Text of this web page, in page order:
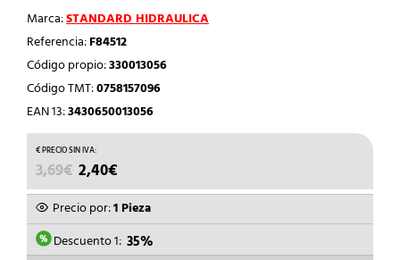
Marca:STANDARD HIDRAULICA
Referencia:F84512
Código propio:330013056
Código TMT:0758157096
EAN 13:3430650013056
3,69€ EL
PRECIO
ORIGINAL
ERA:
3,69€.
2,40€
PRECIO
ACTUAL
ES:
2,40€.
Precio por:1 Pieza
Descuento 1: 35%